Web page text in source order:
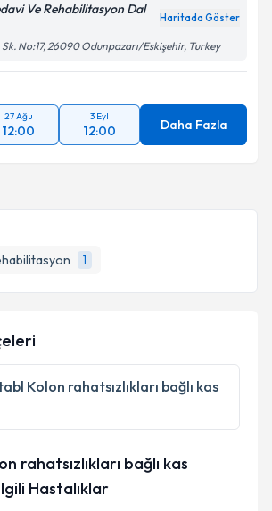
1
Ve Rehabilitasyon Dal
Haritada Göster
No:17, 26090 Odunpazarı/Eskişehir, Turkey
27 Ağu
12:00
3 Eyl
12:00 Daha Fazla
Kolon rahatsızlıkları bağlı kas
rahatsızlıkları bağlı kas
Hastalıklar